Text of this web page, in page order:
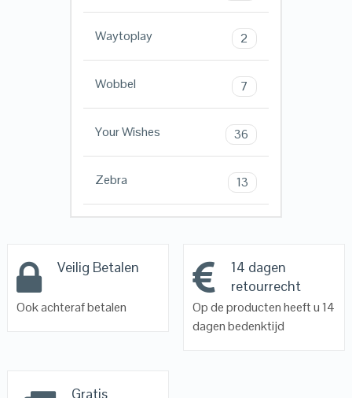
Waytoplay 2
Wobbel 7
Your Wishes 36
Zebra 13
Veilig Betalen
Ook achteraf betalen
14 dagen
retourrecht
Op de producten heeft u 14
dagen bedenktijd
Gratis